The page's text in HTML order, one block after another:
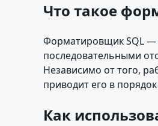
Что такое
Форматировщик SQL —
последовательными
Независимо от того,
приводит его в
Как